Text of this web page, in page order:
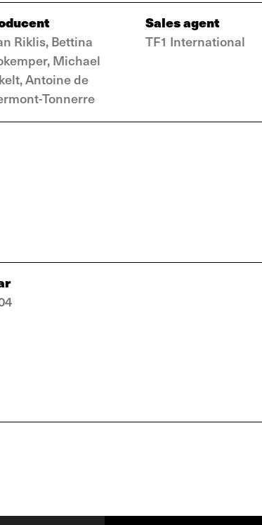
Riklis, Bettina
Michael
Antoine de
Tonnerre
Sales agent
TF1 International